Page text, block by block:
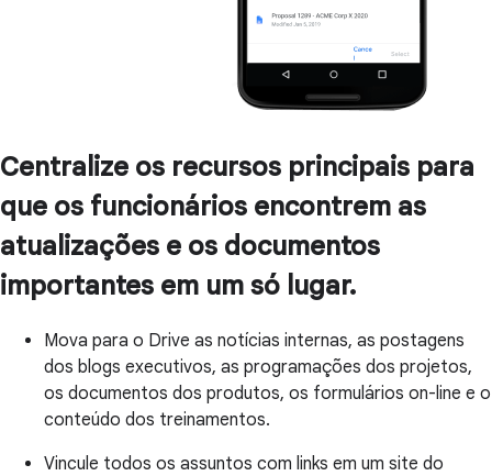
Centralize os recursos principais para
que os funcionários encontrem as
atualizações e os documentos
importantes em um só lugar.
Mova para o Drive as notícias internas, as postagens
dos blogs executivos, as programações dos projetos,
os documentos dos produtos, os formulários on-line e o
conteúdo dos treinamentos.
Vincule todos os assuntos com links em um site do